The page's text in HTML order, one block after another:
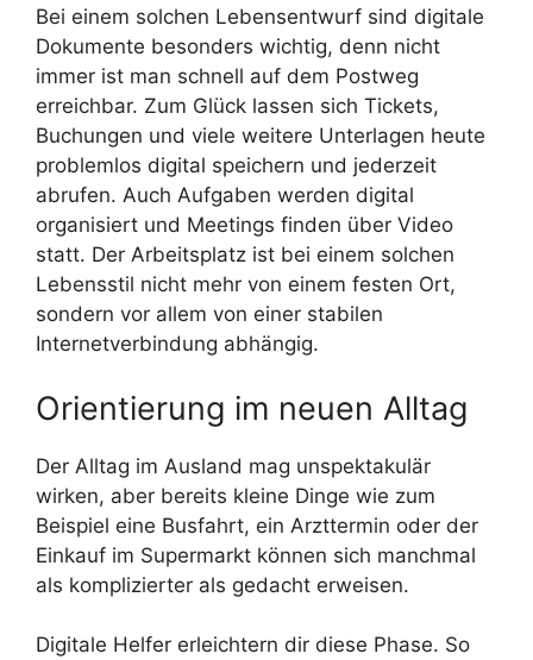
Bei einem solchen Lebensentwurf sind digitale
Dokumente besonders wichtig, denn nicht
immer ist man schnell auf dem Postweg
erreichbar. Zum Glück lassen sich Tickets,
Buchungen und viele weitere Unterlagen heute
problemlos digital speichern und jederzeit
abrufen. Auch Aufgaben werden digital
organisiert und Meetings finden über Video
statt. Der Arbeitsplatz ist bei einem solchen
Lebensstil nicht mehr von einem festen Ort,
sondern vor allem von einer stabilen
Internetverbindung abhängig.
Orientierung im neuen Alltag
Der Alltag im Ausland mag unspektakulär
wirken, aber bereits kleine Dinge wie zum
Beispiel eine Busfahrt, ein Arzttermin oder der
Einkauf im Supermarkt können sich manchmal
als komplizierter als gedacht erweisen.
Digitale Helfer erleichtern dir diese Phase. So